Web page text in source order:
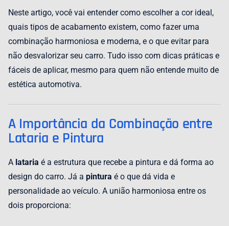
Neste artigo, você vai entender como escolher a cor ideal,
quais tipos de acabamento existem, como fazer uma
combinação harmoniosa e moderna, e o que evitar para
não desvalorizar seu carro. Tudo isso com dicas práticas e
fáceis de aplicar, mesmo para quem não entende muito de
estética automotiva.
A Importância da Combinação entre
Lataria e Pintura
A lataria é a estrutura que recebe a pintura e dá forma ao
design do carro. Já a pintura é o que dá vida e
personalidade ao veículo. A união harmoniosa entre os
dois proporciona: